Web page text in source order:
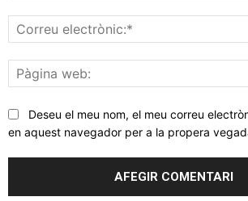
Deseu el meu nom, el meu correu
en aquest navegador per a la propera